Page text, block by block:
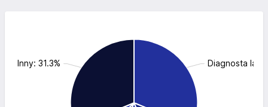
Diagnosta
Inny: 31.3%